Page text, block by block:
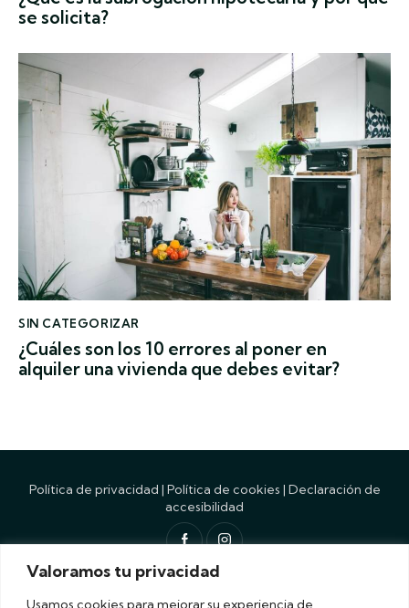
Valoramos tu privacidad
Usamos cookies para mejorar su experiencia de
se solicita?
SIN CATEGORIZAR
¿Cuáles son los 10 errores al poner en
alquiler una vivienda que debes evitar?
Política de privacidad | Política de cookies | Declaración de
accesibilidad
Siguemedia